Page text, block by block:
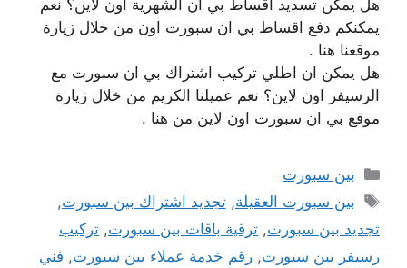
هل يمكن تسديد اقساط بي ان الشهرية اون لاين؟ نعم
يمكنكم دفع اقساط بي ان سبورت اون من خلال زيارة
موقعنا هنا .
هل يمكن ان اطلي تركيب اشتراك بي ان سبورت مع
الرسيفر اون لاين؟ نعم عميلنا الكريم من خلال زيارة
موقع بي ان سبورت اون لاين من هنا .
التصنيفات
بين سبورت
الوسوم
بين سبورت العقيلة,تجديد اشتراك بين سبورت,
تجديد بين سبورت, ترقية باقات بين سبورت, تركيب
رسيفر بين سبورت, رقم خدمة عملاء بين سبورت, فني